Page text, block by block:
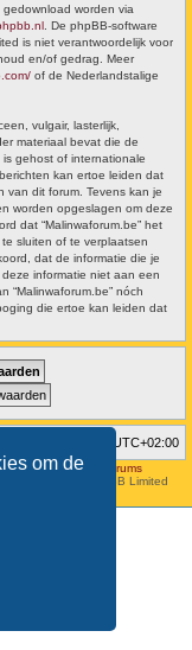
om de
gedownload worden via
. De phpBB-software
is niet verantwoordelijk voor
en/of gedrag. Meer
of de Nederlandstalige
vulgair, lasterlijk,
materiaal bevat die de
is gehost of internationale
kan ertoe leiden dat
van dit forum. Tevens kan je
worden opgeslagen om deze
dat “Malinwaforum.be” het
sluiten of te verplaatsen
dat de informatie die je
informatie niet aan een
“Malinwaforum.be” nóch
die ertoe kan leiden dat
UTC+02:00
- Discussion Forums
Software © phpBB Limited